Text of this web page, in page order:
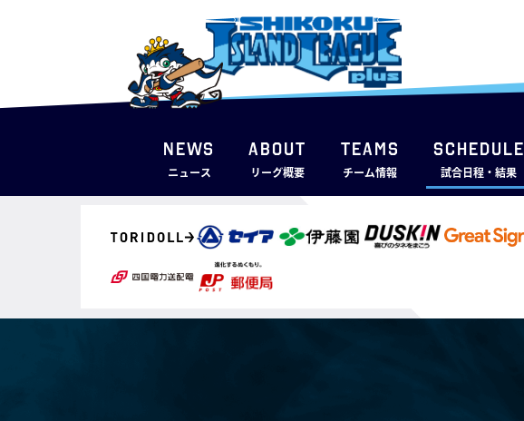
NEWS
ニュース
ABOUT
リーグ概要
TEAMS
チーム情報
SCHEDULE
試合日程・結果